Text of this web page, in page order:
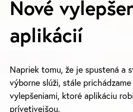
Nové
aplikácií
Napriek tomu, že je spustená a
výborne slúži, stále
vylepšeniami, ktoré aplikáciu
prívetivejšou.